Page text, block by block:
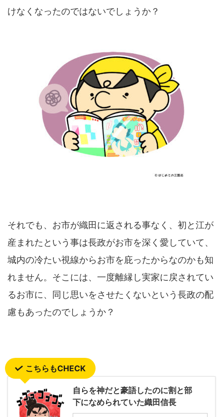
けなくなったのではないでしょうか？
それでも、お市が織田に返される事なく、初と江が
産まれたという事は長政がお市を深く愛していて、
城内の冷たい視線からお市を庇ったからなのかも知
れません。そこには、一度離縁し実家に戻されてい
るお市に、同じ思いをさせたくないという長政の配
慮もあったのでしょうか？
こちらもCHECK
自らを神だと豪語したのに割と部
下になめられていた織田信長